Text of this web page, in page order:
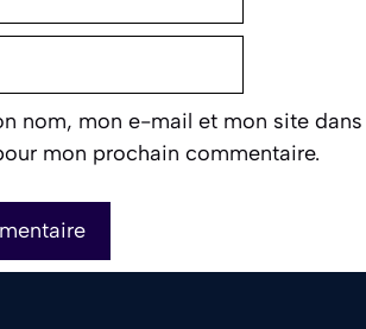
nom, mon e-mail et mon site dans
mon prochain commentaire.